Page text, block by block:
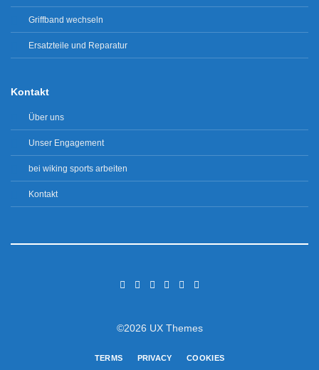
Griffband wechseln
Ersatzteile und Reparatur
Kontakt
Über uns
Unser Engagement
bei wiking sports arbeiten
Kontakt
©2026 UX Themes
TERMS PRIVACY COOKIES